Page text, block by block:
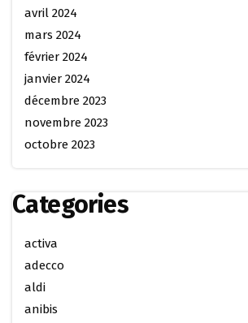
avril 2024
mars 2024
février 2024
janvier 2024
décembre 2023
novembre 2023
octobre 2023
Categories
activa
adecco
aldi
anibis